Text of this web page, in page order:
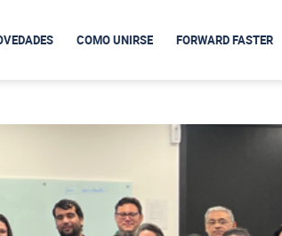
COMO UNIRSE FORWARD FASTER